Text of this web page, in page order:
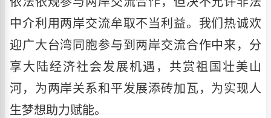
中介利用两岸交流牟取不当利益。我们热诚欢
迎广大台湾同胞参与到两岸交流合作中来，分
享大陆经济社会发展机遇，共赏祖国壮美山
河，为两岸关系和平发展添砖加瓦，为实现人
生梦想助力赋能。